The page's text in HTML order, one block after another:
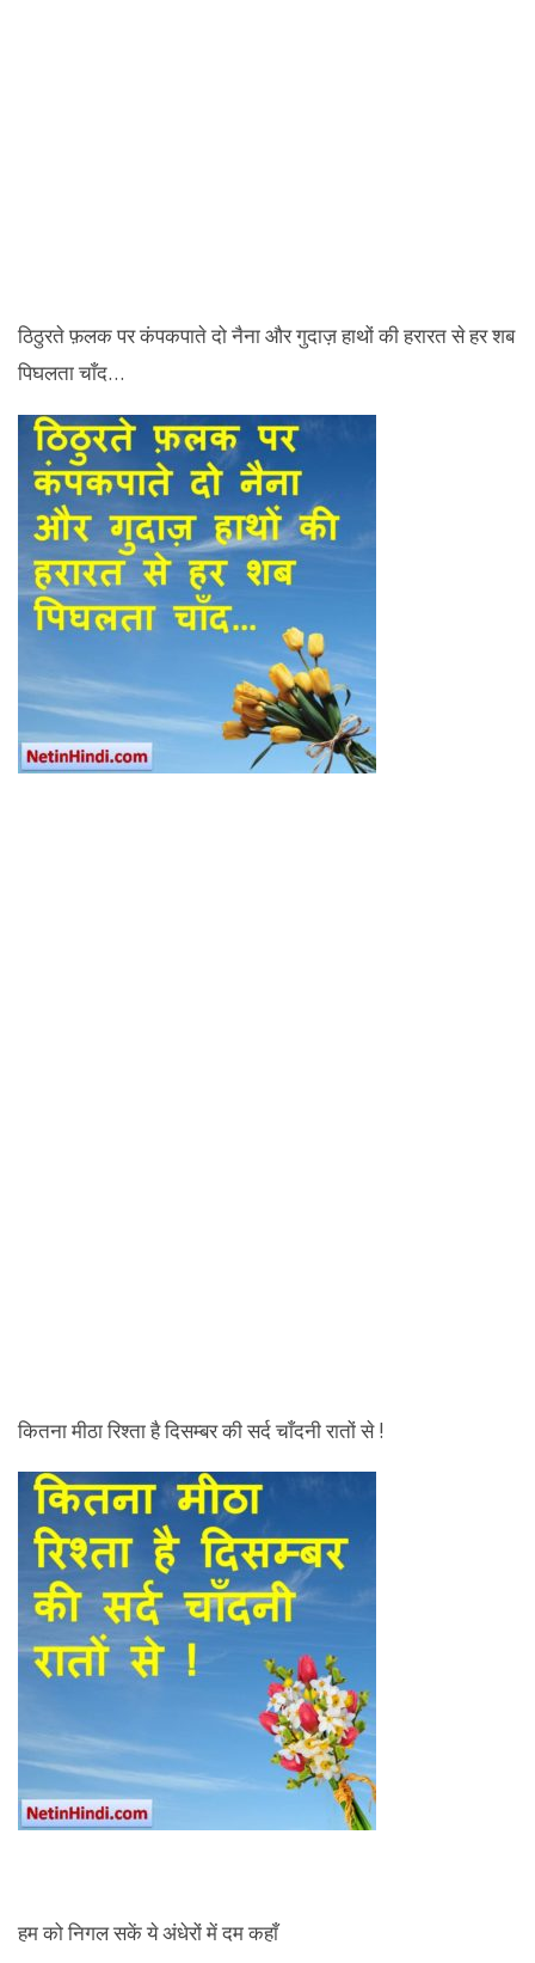
ठिठुरते फ़लक पर कंपकपाते दो नैना और गुदाज़ हाथों की हरारत से हर शब
पिघलता चाँद…
कितना मीठा रिश्ता है दिसम्बर की सर्द चाँदनी रातों से !
हम को निगल सकें ये अंधेरों में दम कहाँ